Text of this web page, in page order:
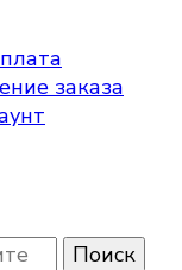
заказа